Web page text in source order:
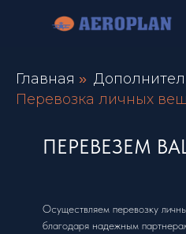
Главная »
Перевозка личных
ПЕРЕВЕЗЕМ
Осуществляем перевозку
благодаря надежным